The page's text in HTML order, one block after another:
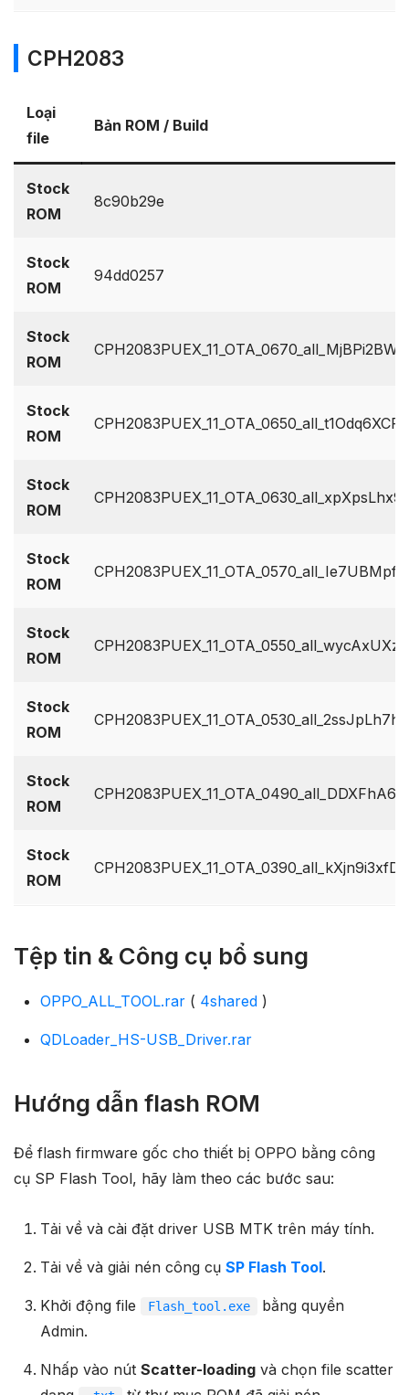
CPH2083
Loại
file
Bản ROM / Build
Stock
ROM
8c90b29e
Stock
ROM
94dd0257
Stock
ROM
Stock
ROM
Stock
ROM
Stock
ROM
Stock
ROM
Stock
ROM
Stock
ROM
Stock
ROM
Tệp tin & Công cụ bổ sung
OPPO_ALL_TOOL.rar( 4shared)
QDLoader_HS-USB_Driver.rar
Hướng dẫn flash ROM
Để flash firmware gốc cho thiết bị OPPO bằng công
cụ SP Flash Tool, hãy làm theo các bước sau:
Tải về và cài đặt driver USB MTK trên máy tính.
Tải về và giải nén công cụ SP Flash Tool.
Khởi động file Flash_tool.exe
bằng quyền
Admin.
Nhấp vào nút Scatter-loadingvà chọn file scatter